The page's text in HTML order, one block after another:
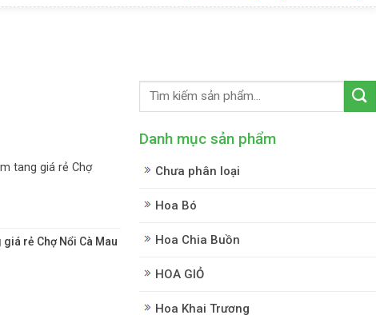
tang giá rẻ Chợ
rẻ Chợ Nổi Cà Mau
Danh mục sản phẩm
Chưa phân loại
Hoa Bó
Hoa Chia Buồn
HOA GIỎ
Hoa Khai Trương